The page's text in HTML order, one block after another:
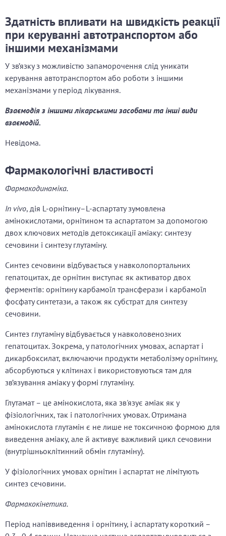
Здатність впливати на швидкість реакції
при керуванні автотранспортом або
іншими механізмами
У зв’язку з можливістю запаморочення слід уникати
керування автотранспортом або роботи з іншими
механізмами у період лікування.
Взаємодія з іншими лікарськими засобами та інші види
взаємодій.
Невідома.
Фармакологічні властивості
Фармакодинаміка.
In vivo, дія L-орнітину–L-аспартату зумовлена
амінокислотами, орнітином та аспартатом за допомогою
двох ключових методів детоксикації аміаку: синтезу
сечовини і синтезу глутаміну.
Синтез сечовини відбувається у навколопортальних
гепатоцитах, де орнітин виступає як активатор двох
ферментів: орнітину карбамоїл трансферази і карбамоїл
фосфату синтетази, а також як субстрат для синтезу
сечовини.
Синтез глутаміну відбувається у навколовенозних
гепатоцитах. Зокрема, у патологічних умовах, аспартат і
дикарбоксилат, включаючи продукти метаболізму орнітину,
абсорбуються у клітинах і використовуються там для
зв’язування аміаку у формі глутаміну.
Глутамат – це амінокислота, яка зв'язує аміак як у
фізіологічних, так і патологічних умовах. Отримана
амінокислота глутамін є не лише не токсичною формою для
виведення аміаку, але й активує важливий цикл сечовини
(внутрішньоклітинний обмін глутаміну).
У фізіологічних умовах орнітин і аспартат не лімітують
синтез сечовини.
Фармакокінетика.
Період напіввиведення і орнітину, і аспартату короткий –